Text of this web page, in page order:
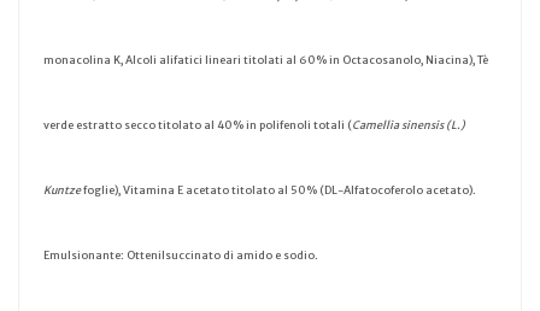
monacolina K, Alcoli alifatici lineari titolati al 60% in Octacosanolo, Niacina), Tè
verde estratto secco titolato al 40% in polifenoli totali (Camellia sinensis (L.)
Kuntzefoglie), Vitamina E acetato titolato al 50% (DL-Alfatocoferolo acetato).
Emulsionante: Ottenilsuccinato di amido e sodio.